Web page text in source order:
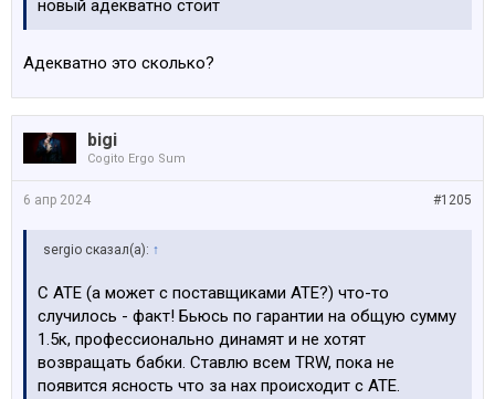
новый адекватно стоит
Адекватно это сколько?
bigi
Cogito Ergo Sum
#1205
6 апр 2024
sergio сказал(а): ↑
С ATE (а может с поставщиками ATE?) что-то
случилось - факт! Бьюсь по гарантии на общую сумму
1.5к, профессионально динамят и не хотят
возвращать бабки. Ставлю всем TRW, пока не
появится ясность что за нах происходит с ATE.